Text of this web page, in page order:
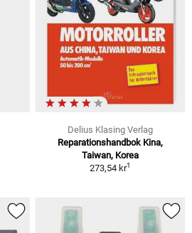
Delius Klasing Verlag
Reparationshandbok Kina,
Taiwan, Korea
273,54 kr1